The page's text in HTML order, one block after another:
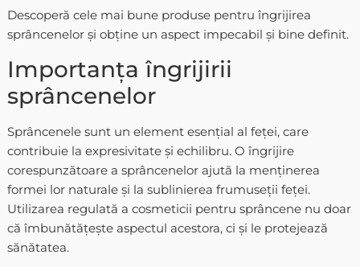
Descoperă cele mai bune produse pentru îngrijirea
sprâncenelor și obține un aspect impecabil și bine definit.
Importanța îngrijirii
sprâncenelor
Sprâncenele sunt un element esențial al feței, care
contribuie la expresivitate și echilibru. O îngrijire
corespunzătoare a sprâncenelor ajută la menținerea
formei lor naturale și la sublinierea frumuseții feței.
Utilizarea regulată a cosmeticii pentru sprâncene nu doar
că îmbunătățește aspectul acestora, ci și le protejează
sănătatea.